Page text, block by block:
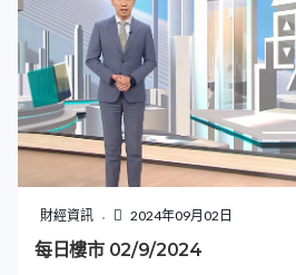
財經資訊 2024年09月02日
每日樓市 02/9/2024